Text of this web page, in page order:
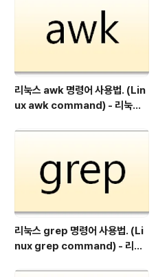
리눅스 awk 명령어 사용법. (Lin
ux awk command) - 리눅스
력.
리눅스 grep 명령어 사용법. (Li
nux grep command) - 리눅